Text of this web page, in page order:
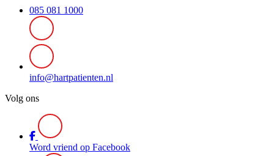
085 081 1000
info@hartpatienten.nl
Volg ons
Word vriend op Facebook